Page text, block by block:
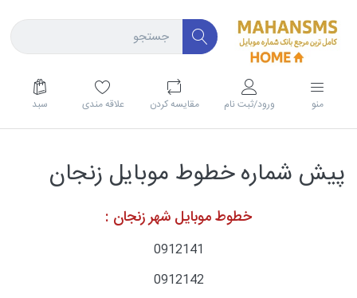
منو ورود/ثبت نام مقايسه كردن علاقه مندی سبد
پیش شماره خطوط موبایل زنجان
خطوط موبایل شهر زنجان :
0912141
0912142